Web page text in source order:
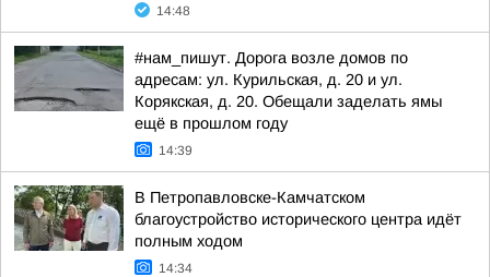
14:48
#нам_пишут. Дорога возле домов по
адресам: ул. Курильская, д. 20 и ул.
Корякская, д. 20. Обещали заделать ямы
ещё в прошлом году
14:39
В Петропавловске-Камчатском
благоустройство исторического центра идёт
полным ходом
14:34